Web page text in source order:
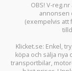
OBS! V-
annonsen
(exempelvis att
Klicket.se: Enkel,
köpa och sälja nya
transportbilar,